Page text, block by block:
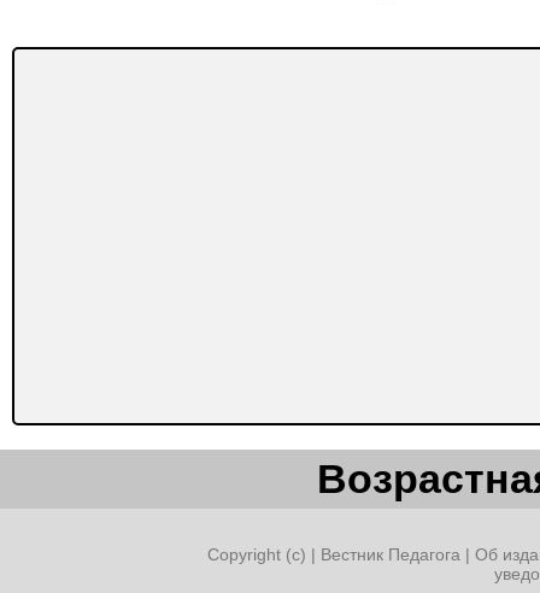
Copyright (c) | Вестник Педагога | Об